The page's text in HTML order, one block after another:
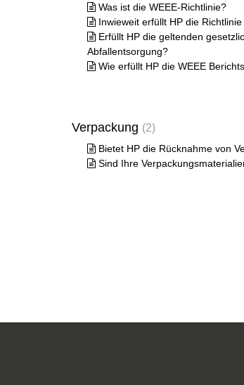
Was ist die WEEE-Richtlinie?
Inwieweit erfüllt HP die
Erfüllt HP die geltenden
Abfallentsorgung?
Wie erfüllt HP die WEEE
Verpackung 2
Bietet HP die Rücknahme von
Sind Ihre